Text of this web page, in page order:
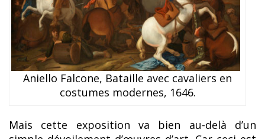
Aniello Falcone, Bataille avec cavaliers en
costumes modernes, 1646.
Mais cette exposition va bien au-delà d’un